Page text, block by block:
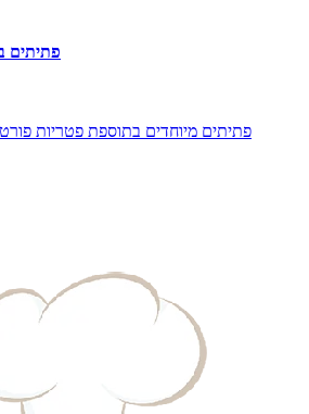
פתיתים
פתיתים מיוחדים בתוספת פטריות